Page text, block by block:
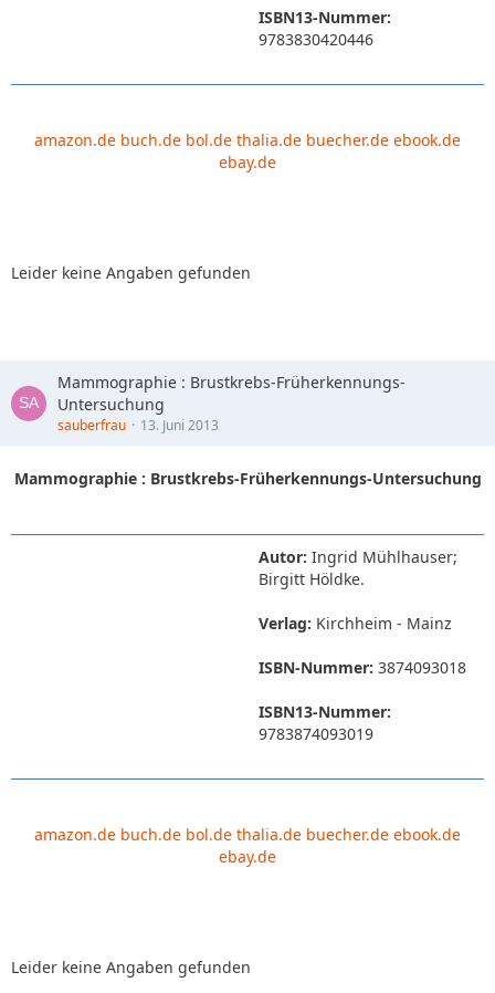
ISBN13-Nummer:
9783830420446
amazon.de buch.de bol.de thalia.de buecher.de ebook.de
ebay.de
Leider keine Angaben gefunden
Mammographie : Brustkrebs-Früherkennungs-
Untersuchung
sauberfrau 13. Juni 2013
Mammographie : Brustkrebs-Früherkennungs-Untersuchung
Autor: Ingrid Mühlhauser;
Birgitt Höldke.
Verlag: Kirchheim - Mainz
ISBN-Nummer: 3874093018
ISBN13-Nummer:
9783874093019
amazon.de buch.de bol.de thalia.de buecher.de ebook.de
ebay.de
Leider keine Angaben gefunden